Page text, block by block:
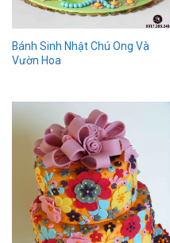
Bánh Sinh Nhật Chú Ong Và
Vườn Hoa